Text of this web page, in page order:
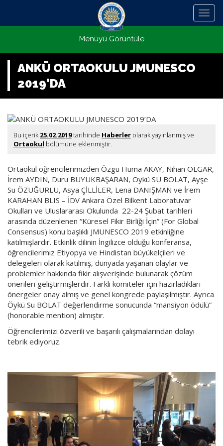
Menü
Menüyü Görüntüle
ANKÜ ORTAOKULU JMUNESCO
2019’DA
Bu içerik25.02.2019tarihinde Haberler olarak yayınlanmış ve
Ortaokul bölümüne eklenmiştir.
Ortaokul öğrencilerimizden Özgü Hüma AKAY, Nihan OLGAR,
İrem AYDIN, Duru BÜYÜKBAŞARAN, Öykü SU BOLAT, Ayşe
Su ÖZUĞURLU, Asya ÇİLLİLER, Lena DANIŞMAN ve İrem
KARAHAN BLIS – İDV Ankara Özel Bilkent Laboratuvar
Okulları ve Uluslararası Okulunda 22-24 Şubat tarihleri
arasında düzenlenen “Küresel Fikir Birliği İçin” (For Global
Consensus) konu başlıklı JMUNESCO 2019 etkinliğine
katılmışlardır. Etkinlik dilinin İngilizce olduğu konferansa,
öğrencilerimiz Etiyopya ve Hindistan büyükelçileri ve
delegeleri olarak katılmış, dünyada yaşanan olaylar ve
problemler hakkında fikir alışverişinde bulunarak çözüm
önerileri geliştirmişlerdir. Farklı komiteler için hazırladıkları
önergeler onay almış ve genel kongrede paylaşılmıştır. Ayrıca
Öykü Su BOLAT değerlendirme sonucunda “mansiyon ödülü”
(honorable mention) almıştır.
Öğrencilerimizi özverili ve başarılı çalışmalarından dolayı
tebrik ediyoruz.
1
5
6